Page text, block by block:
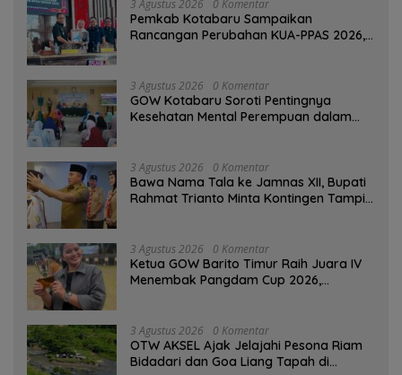
3 Agustus 2026 0 Komentar
Pemkab Kotabaru Sampaikan
Rancangan Perubahan KUA-PPAS 2026,
3 Agustus 2026 0 Komentar
GOW Kotabaru Soroti Pentingnya
Kesehatan Mental Perempuan dalam
3 Agustus 2026 0 Komentar
Bawa Nama Tala ke Jamnas XII, Bupati
Rahmat Trianto Minta Kontingen Tampil
3 Agustus 2026 0 Komentar
Ketua GOW Barito Timur Raih Juara IV
Menembak Pangdam Cup 2026,
3 Agustus 2026 0 Komentar
OTW AKSEL Ajak Jelajahi Pesona Riam
Bidadari dan Goa Liang Tapah di